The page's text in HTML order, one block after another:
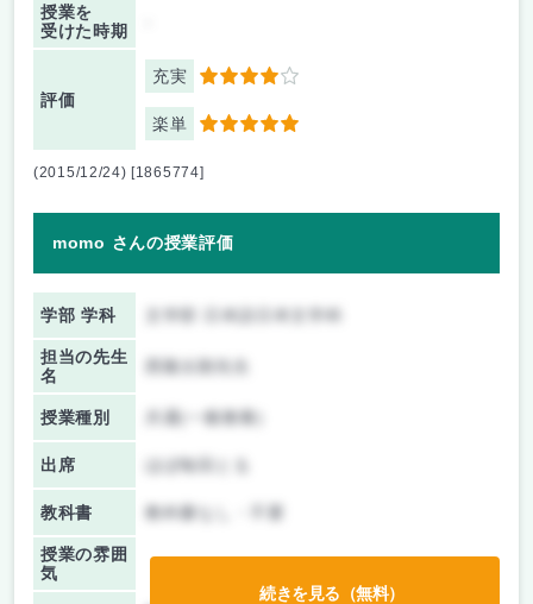
授業を
受けた時期
評価
充実 4
楽単 5
(2015/12/24) [1865774]
momo さんの授業評価
学部 学科
担当の先生
名
西隆太朗先生
授業種別 共通(一般教養)
出席 ほぼ毎回とる
教科書 教科書なし・不要
授業の雰囲
気
続きを見る（無料）